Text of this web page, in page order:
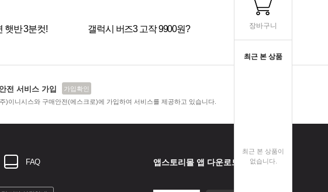
장바구니
최근 본 상품
최근 본 상품이
없습니다.
햇반 3분컷! 갤럭시 버즈3 고작 9900원?
전 서비스 가입
가입확인
)이니시스와 구매안전(에스크로)에 가입하여 서비스를 제공하고 있습니다.
FAQ 앱스토리몰 앱 다운로드